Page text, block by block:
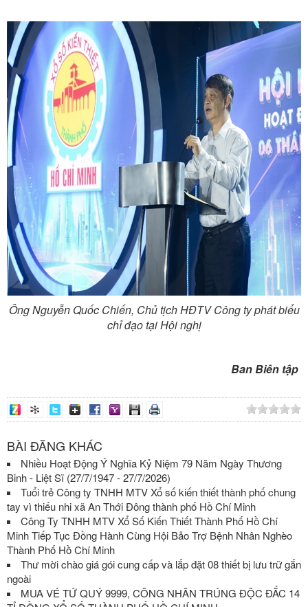
Ông Nguyễn Quốc Chiến, Chủ tịch HĐTV Công ty phát biểu
chỉ đạo tại Hội nghị
Ban Biên tập
BÀI ĐĂNG KHÁC
Nhiều Hoạt Động Ý Nghĩa Kỷ Niệm 79 Năm Ngày Thương
Binh - Liệt Sĩ (27/7/1947 - 27/7/2026)
Tuổi trẻ Công ty TNHH MTV Xổ số kiến thiết thành phố chung
tay vì thiếu nhi xã An Thới Đông thành phố Hồ Chí Minh
Công Ty TNHH MTV Xổ Số Kiến Thiết Thành Phố Hồ Chí
Minh Tiếp Tục Đồng Hành Cùng Hội Bảo Trợ Bệnh Nhân Nghèo
Thành Phố Hồ Chí Minh
Thư mời chào giá gói cung cấp và lắp đặt 08 thiết bị lưu trữ gắn
ngoài
MUA VÉ TỨ QUÝ 9999, CÔNG NHÂN TRÚNG ĐỘC ĐẮC 14